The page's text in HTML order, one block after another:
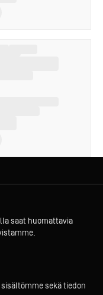
saat huomattavia
sekä tiedon